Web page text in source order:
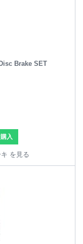
Brake SET
入
を見る